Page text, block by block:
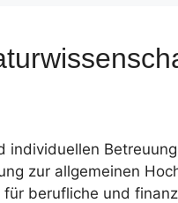
zur allgemeinen
berufliche und